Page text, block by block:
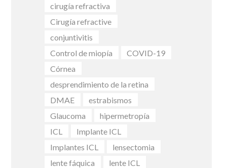
cirugía refractiva
Cirugía refractive
conjuntivitis
Control de miopía
COVID-19
Córnea
desprendimiento de la retina
DMAE
estrabismos
Glaucoma
hipermetropía
ICL
Implante ICL
Implantes ICL
lensectomia
lente fáquica
lente ICL